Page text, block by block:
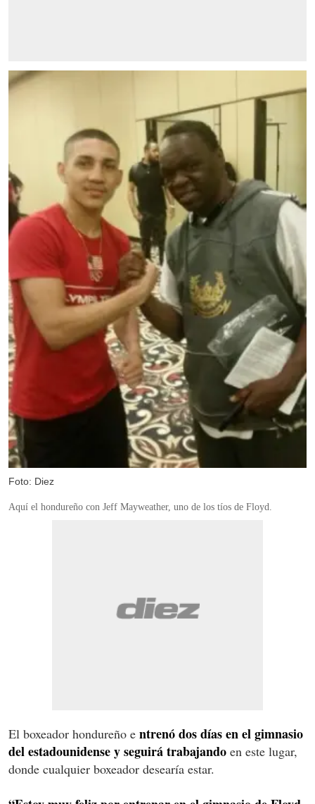
Foto: Diez
Aquí el hondureño con Jeff Mayweather, uno de los tíos de Floyd.
El boxeador hondureño e ntrenó dos días en el gimnasio
del estadounidense y seguirá trabajando en este lugar,
donde cualquier boxeador desearía estar.